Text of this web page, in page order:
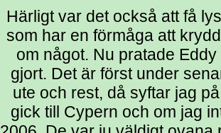
Härligt var det också att få
som har en förmåga att
om något. Nu pratade
gjort. Det är först under
ute och rest, då syftar jag
gick till Cypern och om jag